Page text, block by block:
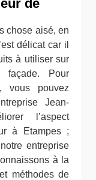
de
chose aisé, en
délicat car il
à utiliser sur
Pour
vous pouvez
Jean-
l’aspect
à Etampes ;
entreprise
à la
méthodes de